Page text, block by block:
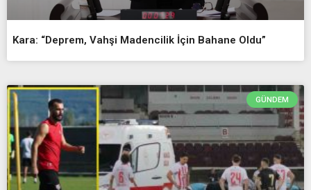
Kara: “Deprem, Vahşi Madencilik İçin Bahane Oldu”
GÜNDEM